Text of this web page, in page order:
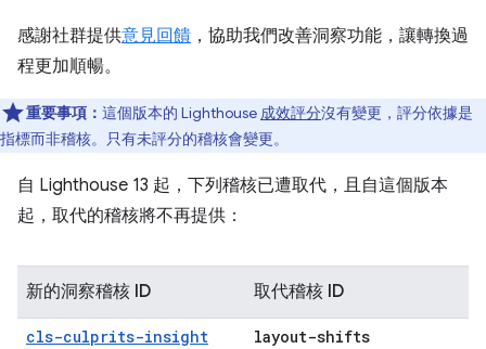
感謝社群提供意見回饋 ，協助我們改善洞察功能，讓轉換過
程更加順暢。
重要事項： 這個版本的 Lighthouse 成效評分沒有變更，評分依據是
指標而非稽核。只有未評分的稽核會變更。
自 Lighthouse 13 起，下列稽核已遭取代，且自這個版本
起，取代的稽核將不再提供：
新的洞察稽核 ID 取代稽核 ID
cls-culprits-insight
layout-shifts